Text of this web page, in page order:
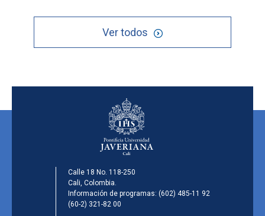
Ver todos
Calle 18 No. 118-250
Cali, Colombia.
Información de programas: (602) 485-11 92
(60-2) 321-82 00